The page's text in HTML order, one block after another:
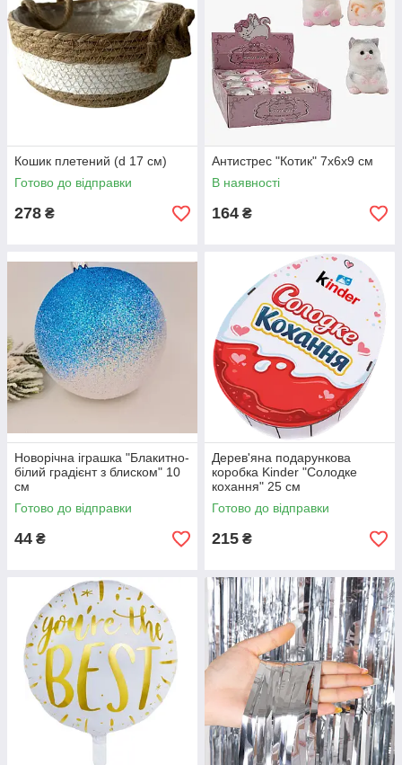
Кошик плетений (d 17 см)
Готово до відправки
278 ₴
Антистрес "Котик" 7х6х9 см
В наявності
164 ₴
Новорічна іграшка "Блакитно-
білий градієнт з блиском" 10
см
Готово до відправки
44 ₴
Дерев'яна подарункова
коробка Kinder "Солодке
кохання" 25 см
Готово до відправки
215 ₴